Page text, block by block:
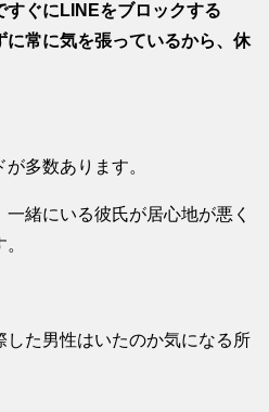
すぐにLINEをブロックする
に常に気を張っているから、休
多数あります。
緒にいる彼氏が居心地が悪く
した男性はいたのか気になる所